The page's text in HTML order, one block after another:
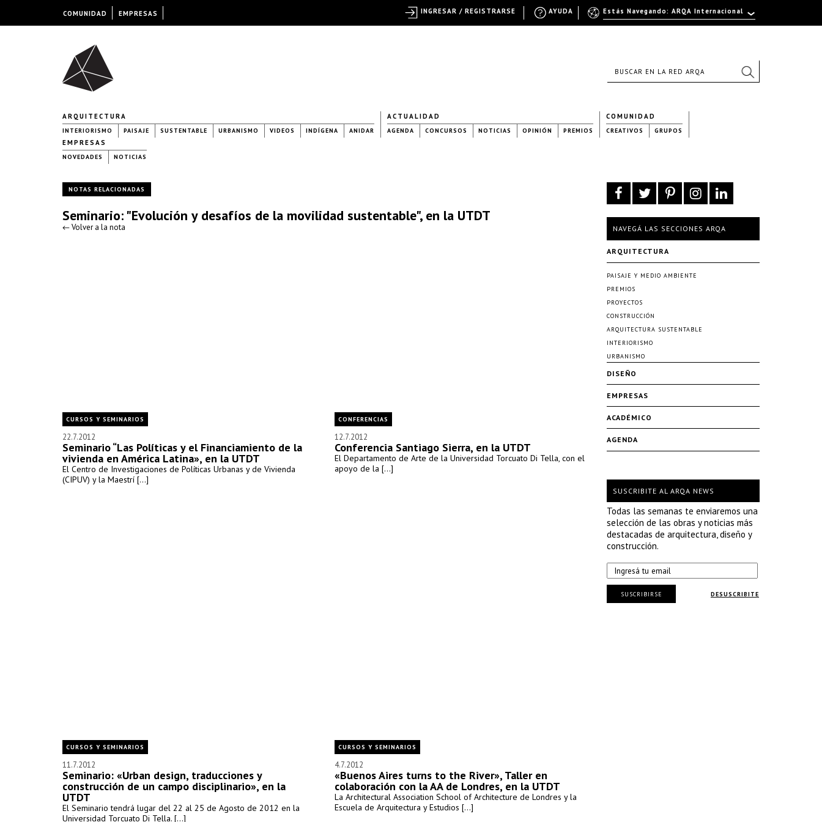
ARQUITECTURA
INTERIORISMO PAISAJE SUSTENTABLE URBANISMO VIDEOS INDÍGENA ANIDAR
ACTUALIDAD
AGENDA CONCURSOS NOTICIAS OPINIÓN PREMIOS
COMUNIDAD
CREATIVOS GRUPOS
EMPRESAS
NOVEDADES NOTICIAS
NOTAS RELACIONADAS
Seminario: "Evolución y desafíos de la movilidad sustentable", en la UTDT
← Volver a la nota
CURSOS Y SEMINARIOS
22.7.2012
Seminario “Las Políticas y el Financiamiento de la
vivienda en América Latina», en la UTDT
El Centro de Investigaciones de Políticas Urbanas y de Vivienda
(CIPUV) y la Maestrí [...]
CONFERENCIAS
12.7.2012
Conferencia Santiago Sierra, en la UTDT
El Departamento de Arte de la Universidad Torcuato Di Tella, con el
apoyo de la [...]
CURSOS Y SEMINARIOS
11.7.2012
Seminario: «Urban design, traducciones y
construcción de un campo disciplinario», en la
UTDT
El Seminario tendrá lugar del 22 al 25 de Agosto de 2012 en la
Universidad Torcuato Di Tella. [...]
CURSOS Y SEMINARIOS
4.7.2012
«Buenos Aires turns to the River», Taller en
colaboración con la AA de Londres, en la UTDT
La Architectural Association School of Architecture de Londres y la
Escuela de Arquitectura y Estudios [...]
NAVEGÁ LAS SECCIONES ARQA
ARQUITECTURA
PAISAJE Y MEDIO AMBIENTE
PREMIOS
PROYECTOS
CONSTRUCCIÓN
ARQUITECTURA SUSTENTABLE
INTERIORISMO
URBANISMO
DISEÑO
EMPRESAS
ACADÉMICO
AGENDA
SUSCRIBITE AL ARQA NEWS
Todas las semanas te enviaremos una
selección de las obras y noticias más
destacadas de arquitectura, diseño y
construcción.
DESUSCRIBITE
SUSCRIBIRSE
COMUNIDAD EMPRESAS Estás Navegando: ARQA Internacional
AYUDA
INGRESAR / REGISTRARSE